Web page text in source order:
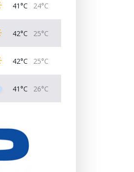
41°C 24°C
42°C 25°C
42°C 25°C
41°C 26°C